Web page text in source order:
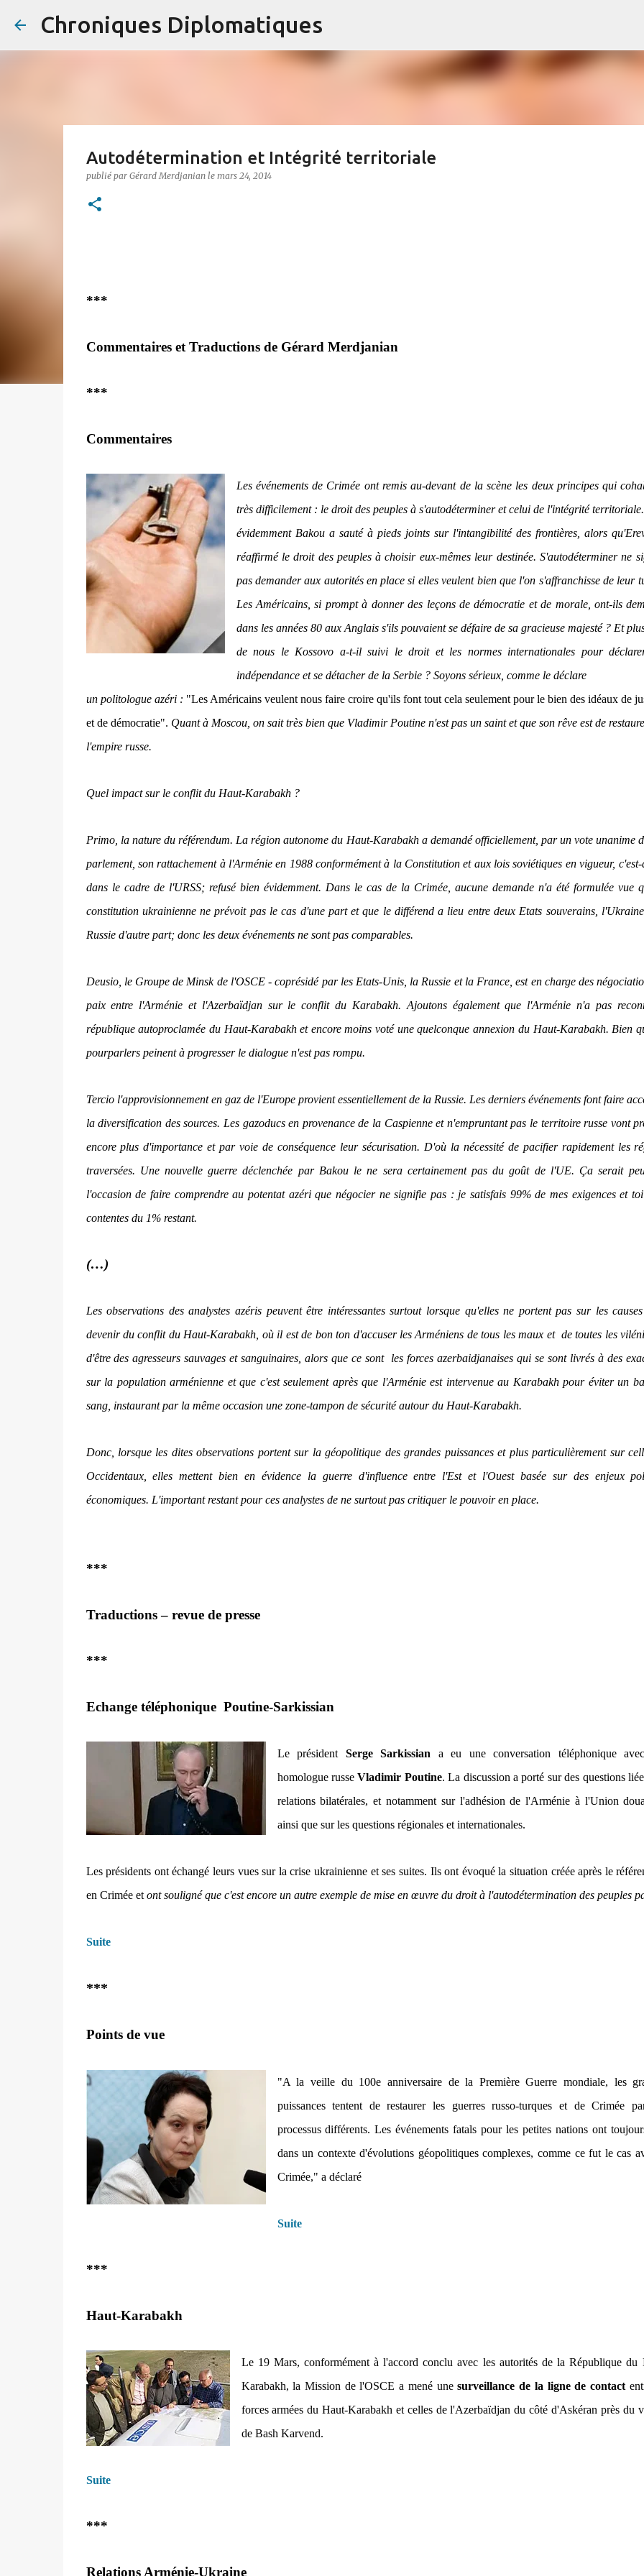
Chroniques Diplomatiques
Autodétermination et Intégrité territoriale
publié par Gérard Merdjanian le mars 24, 2014
***
Commentaires et Traductions de Gérard Merdjanian
***
Commentaires
Les événements de Crimée ont remis au-devant de la scène les deux principes qui
très difficilement : le droit des peuples à s'autodéterminer et celui de l'intégrité
évidemment Bakou a sauté à pieds joints sur l'intangibilité des frontières, alors
réaffirmé le droit des peuples à choisir eux-mêmes leur destinée. S'autodéterminer ne
pas demander aux autorités en place si elles veulent bien que l'on s'affranchisse de leur
Les Américains, si prompt à donner des leçons de démocratie et de morale, ont-ils
dans les années 80 aux Anglais s'ils pouvaient se défaire de sa gracieuse majesté ? Et
de nous le Kossovo a-t-il suivi le droit et les normes internationales pour
indépendance et se détacher de la Serbie ? Soyons sérieux, comme le déclare
un politologue azéri : "Les Américains veulent nous faire croire qu'ils font tout cela seulement pour le bien des idéaux de
et de démocratie". Quant à Moscou, on sait très bien que Vladimir Poutine n'est pas un saint et que son rêve est de
l'empire russe.
Quel impact sur le conflit du Haut-Karabakh ?
Primo, la nature du référendum. La région autonome du Haut-Karabakh a demandé officiellement, par un vote unanime
parlement, son rattachement à l'Arménie en 1988 conformément à la Constitution et aux lois soviétiques en vigueur,
dans le cadre de l'URSS; refusé bien évidemment. Dans le cas de la Crimée, aucune demande n'a été formulée vue
constitution ukrainienne ne prévoit pas le cas d'une part et que le différend a lieu entre deux Etats souverains,
Russie d'autre part; donc les deux événements ne sont pas comparables.
Deusio, le Groupe de Minsk de l'OSCE - coprésidé par les Etats-Unis, la Russie et la France, est en charge des
paix entre l'Arménie et l'Azerbaïdjan sur le conflit du Karabakh. Ajoutons également que l'Arménie n'a pas
république autoproclamée du Haut-Karabakh et encore moins voté une quelconque annexion du Haut-Karabakh. Bien
pourparlers peinent à progresser le dialogue n'est pas rompu.
Tercio l'approvisionnement en gaz de l'Europe provient essentiellement de la Russie. Les derniers événements font faire
la diversification des sources. Les gazoducs en provenance de la Caspienne et n'empruntant pas le territoire russe vont
encore plus d'importance et par voie de conséquence leur sécurisation. D'où la nécessité de pacifier rapidement les
traversées. Une nouvelle guerre déclenchée par Bakou le ne sera certainement pas du goût de l'UE. Ça serait
l'occasion de faire comprendre au potentat azéri que négocier ne signifie pas : je satisfais 99% de mes exigences et
contentes du 1% restant.
(…)
Les observations des analystes azéris peuvent être intéressantes surtout lorsque qu'elles ne portent pas sur les
devenir du conflit du Haut-Karabakh, où il est de bon ton d'accuser les Arméniens de tous les maux et de toutes les
d'être des agresseurs sauvages et sanguinaires, alors que ce sont
les forces azerbaidjanaises qui se sont livrés à des
sur la population arménienne et que c'est seulement après que l'Arménie est intervenue au Karabakh pour éviter un
sang, instaurant par la même occasion une zone-tampon de sécurité autour du Haut-Karabakh.
Donc, lorsque les dites observations portent sur la géopolitique des grandes puissances et plus particulièrement sur
Occidentaux, elles mettent bien en évidence la guerre d'influence entre l'Est et l'Ouest basée sur des enjeux
économiques. L'important restant pour ces analystes de ne surtout pas critiquer le pouvoir en place.
***
Traductions – revue de presse
***
Echange téléphonique Poutine-Sarkissian
Le président Serge Sarkissian a eu une conversation téléphonique
homologue russeVladimir Poutine. La discussion a porté sur des questions
relations bilatérales, et notamment sur l'adhésion de l'Arménie à l'Union
ainsi que sur les questions régionales et internationales.
Les présidents ont échangé leurs vues sur la crise ukrainienne et ses suites. Ils ont évoqué la situation créée après le
en Crimée et ont souligné que c'est encore un autre exemple de mise en œuvre du droit à l'autodétermination des peuples
Suite
***
Points de vue
"A la veille du 100e anniversaire de la Première Guerre mondiale, les
puissances tentent de restaurer les guerres russo-turques et de Crimée
processus différents. Les événements fatals pour les petites nations ont
dans un contexte d'évolutions géopolitiques complexes, comme ce fut le cas
Crimée," a déclaré
Suite
***
Haut-Karabakh
Le 19 Mars, conformément à l'accord conclu avec les autorités de la République du
Karabakh, la Mission de l'OSCE a mené unesurveillance de la ligne de contact
forces armées du Haut-Karabakh et celles de l'Azerbaïdjan du côté d'Askéran près du
de Bash Karvend.
Suite
***
Relations Arménie-Ukraine